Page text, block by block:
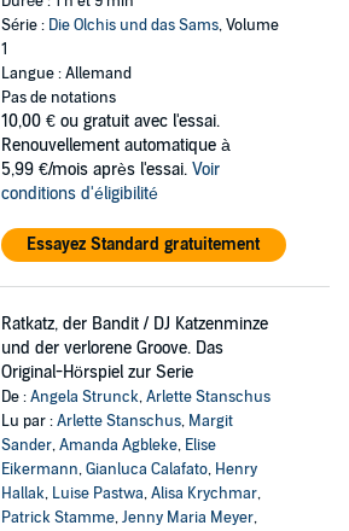
Série : Die Olchis und das Sams, Volume
1
Langue : Allemand
Pas de notations
10,00 € ou gratuit avec l'essai.
Renouvellement automatique à
5,99 €/mois après l'essai. Voir
conditions d'éligibilité
Essayez Standard gratuitement
Ratkatz, der Bandit / DJ Katzenminze
und der verlorene Groove. Das
Original-Hörspiel zur Serie
De :Angela Strunck,Arlette Stanschus
Lu par :Arlette Stanschus, Margit
Sander,Amanda Agbleke, Elise
Eikermann,Gianluca Calafato, Henry
Hallak, Luise Pastwa,Alisa Krychmar,
Patrick Stamme,Jenny Maria Meyer,